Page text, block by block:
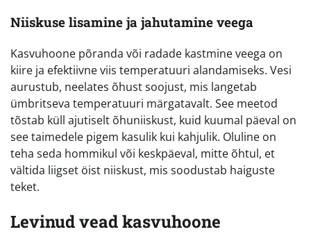
Niiskuse lisamine ja jahutamine veega
Kasvuhoone põranda või radade kastmine veega on
kiire ja efektiivne viis temperatuuri alandamiseks. Vesi
aurustub, neelates õhust soojust, mis langetab
ümbritseva temperatuuri märgatavalt. See meetod
tõstab küll ajutiselt õhuniiskust, kuid kuumal päeval on
see taimedele pigem kasulik kui kahjulik. Oluline on
teha seda hommikul või keskpäeval, mitte õhtul, et
vältida liigset öist niiskust, mis soodustab haiguste
teket.
Levinud vead kasvuhoone